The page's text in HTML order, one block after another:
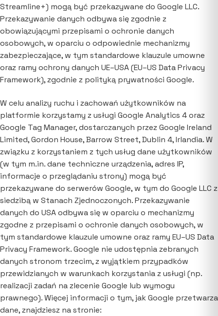
Streamline+) mogą być przekazywane do Google LLC.
Przekazywanie danych odbywa się zgodnie z
obowiązującymi przepisami o ochronie danych
osobowych, w oparciu o odpowiednie mechanizmy
zabezpieczające, w tym standardowe klauzule umowne
oraz ramy ochrony danych UE–USA (EU–US Data Privacy
Framework), zgodnie z polityką prywatności Google.
W celu analizy ruchu i zachowań użytkowników na
platformie korzystamy z usługi Google Analytics 4 oraz
Google Tag Manager, dostarczanych przez Google Ireland
Limited, Gordon House, Barrow Street, Dublin 4, Irlandia. W
związku z korzystaniem z tych usług dane użytkowników
(w tym m.in. dane techniczne urządzenia, adres IP,
informacje o przeglądaniu strony) mogą być
przekazywane do serwerów Google, w tym do Google LLC z
siedzibą w Stanach Zjednoczonych. Przekazywanie
danych do USA odbywa się w oparciu o mechanizmy
zgodne z przepisami o ochronie danych osobowych, w
tym standardowe klauzule umowne oraz ramy EU–US Data
Privacy Framework. Google nie udostępnia zebranych
danych stronom trzecim, z wyjątkiem przypadków
przewidzianych w warunkach korzystania z usługi (np.
realizacji zadań na zlecenie Google lub wymogu
prawnego). Więcej informacji o tym, jak Google przetwarza
dane, znajdziesz na stronie: